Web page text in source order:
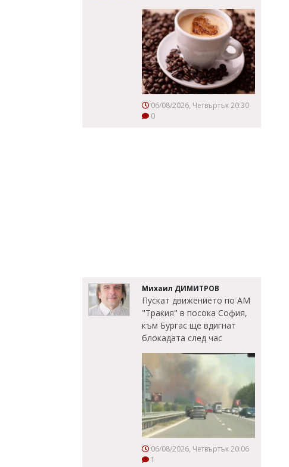
06/08/2026, Четвъртък 20:30
0
Михаил ДИМИТРОВ
Пускат движението по АМ
"Тракия" в посока София,
към Бургас ще вдигнат
блокадата след час
06/08/2026, Четвъртък 20:06
1